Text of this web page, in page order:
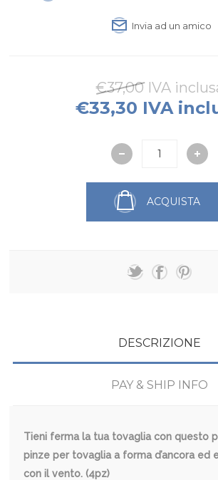
Invia ad un amico
€37,00 IVA
€33,30 IVA
ACQUISTA
DESCRIZIONE
PAY & SHIP INFO
Tieni ferma la tua tovaglia con questo
pinze per tovaglia a forma d’ancora ed
con il vento. (4pz)